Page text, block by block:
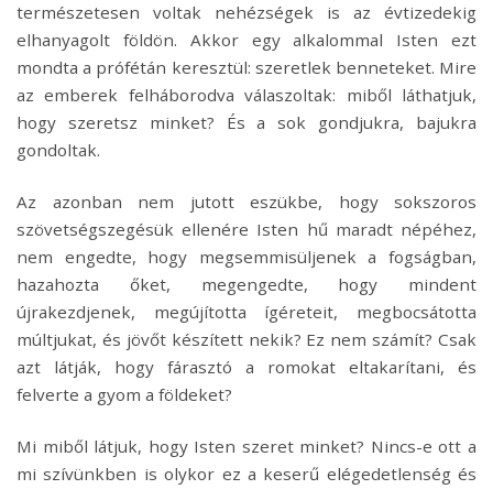
természetesen voltak nehézségek is az évtizedekig
elhanyagolt földön. Akkor egy alkalommal Isten ezt
mondta a prófétán keresztül: szeretlek benneteket. Mire
az emberek felháborodva válaszoltak: miből láthatjuk,
hogy szeretsz minket? És a sok gondjukra, bajukra
gondoltak.
Az azonban nem jutott eszükbe, hogy sokszoros
szövetségszegésük ellenére Isten hű maradt népéhez,
nem engedte, hogy megsemmisüljenek a fogságban,
hazahozta őket, megengedte, hogy mindent
újrakezdjenek, megújította ígéreteit, megbocsátotta
múltjukat, és jövőt készített nekik? Ez nem számít? Csak
azt látják, hogy fárasztó a romokat eltakarítani, és
felverte a gyom a földeket?
Mi miből látjuk, hogy Isten szeret minket? Nincs-e ott a
mi szívünkben is olykor ez a keserű elégedetlenség és